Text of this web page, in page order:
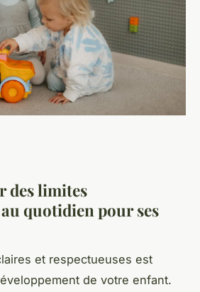
des limites
quotidien pour ses
et respectueuses est
de votre enfant.